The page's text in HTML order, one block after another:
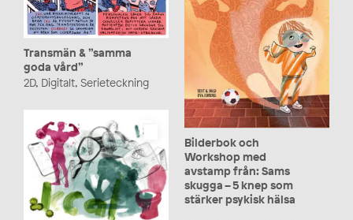
Transmän & ”samma
goda vård”
2D, Digitalt, Serieteckning
Bilderbok och
Workshop med
avstamp från: Sams
skugga – 5 knep som
stärker psykisk hälsa